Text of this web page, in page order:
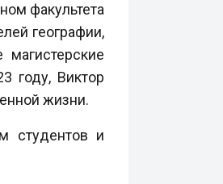
факультета
географии,
году, Виктор
жизни.
студентов и